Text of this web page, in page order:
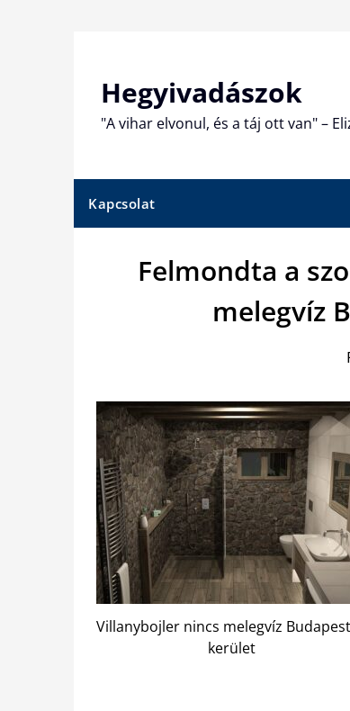
Hegyivadászok
"A vihar elvonul, és a táj ott van" –
Kapcsolat
Felmondta a
melegvíz
Villanybojler nincs melegvíz
kerület